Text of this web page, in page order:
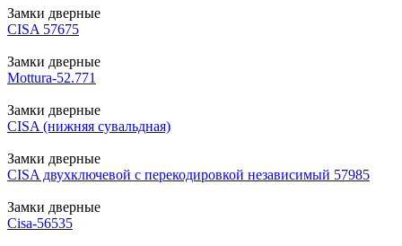
Замки дверные
CISA 57675
Замки дверные
Mottura-52.771
Замки дверные
CISA (нижняя сувальдная)
Замки дверные
CISA двухключевой с перекодировкой независимый 57985
Замки дверные
Cisa-56535